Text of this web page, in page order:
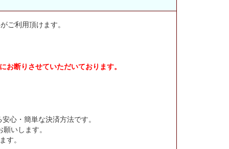
ご利用頂けます。
断りさせていただいております。
心・簡単な決済方法です。
いします。
す。